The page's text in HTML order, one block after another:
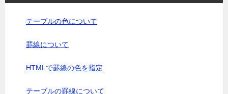
テーブルの色について
罫線について
HTMLで罫線の色を指定
テーブルの罫線について